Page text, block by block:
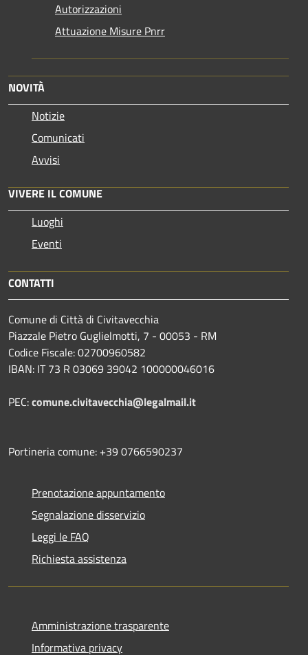
Autorizzazioni
Attuazione Misure Pnrr
NOVITÀ
Notizie
Comunicati
Avvisi
VIVERE IL COMUNE
Luoghi
Eventi
CONTATTI
Comune di Città di Civitavecchia
Piazzale Pietro Guglielmotti, 7 - 00053 - RM
Codice Fiscale: 02700960582
IBAN: IT 73 R 03069 39042 100000046016
PEC:comune.civitavecchia@legalmail.it
Portineria comune: +39 0766590237
Prenotazione appuntamento
Segnalazione disservizio
Leggi le FAQ
Richiesta assistenza
Amministrazione trasparente
Informativa privacy